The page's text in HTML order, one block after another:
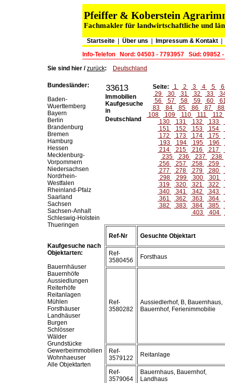
Pfeiffer & Koberstein
Fachmakler für landwirtschaftliche und
Startseite| Über uns Impressum & Kontakt|
Info-Telefon
Nord: 04503 - 7793957 Süd: 09852
Sie sind hier /zurück: Deutschland
Bundesländer:
Baden-
Wuerttemberg
Bayern
Berlin
Brandenburg
Bremen
Hamburg
Hessen
Mecklenburg-
Vorpommern
Niedersachsen
Nordrhein-
Westfalen
Rheinland-Pfalz
Saarland
Sachsen
Sachsen-Anhalt
Schleswig-Holstein
Thueringen
Kaufgesuche nach
Objektarten:
Bauernhäuser
Bauernhöfe
Aussiedlungen
Reiterhöfe
Reitanlagen
Mühlen
Forsthäuser
Landhäuser
Burgen
Schlösser
Wälder
Grundstücke
Gewerbeimmobilien
Wohnhaeuser
Alle Objektarten
33613
Immobilien
Kaufgesuche
in
Deutschland
Seite: 1 2 3 4 5 6
29
30 31 32 33
56
57 58 59 60
83
84 85 86 87 88
108
109 110 111 112
130
131 132 133
151
152 153 154
172
173 174 175
193
194 195 196
214
215 216 217
235
236 237 238
256
257 258 259
277
278 279 280
298
299 300 301
319
320 321 322
340
341 342 343
361
362 363 364
382
383 384 385
403
404
Ref-Nr Gesuchte Objektart
Ref-
3580456
Forsthaus
Ref-
3580282
Aussiedlerhof, B, Bauernhaus,
Bauernhof, Ferienimmobilie
Ref-
3579122
Reitanlage
Ref-
3579064
Bauernhaus, Bauernhof,
Landhaus